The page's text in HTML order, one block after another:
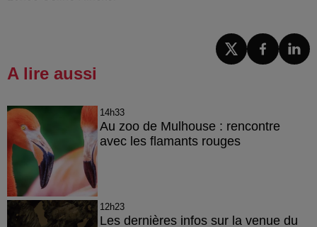
A lire aussi
14h33
Au zoo de Mulhouse : rencontre
avec les flamants rouges
12h23
Les dernières infos sur la venue du